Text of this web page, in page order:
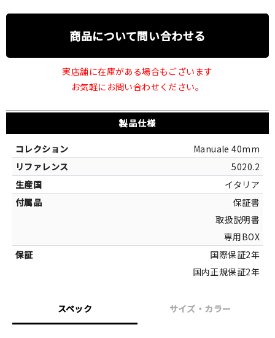
商品について問い合わせる
実店舗に在庫がある場合もございます
お気軽にお問い合わせください。
製品仕様
Manuale 40mm
5020.2
イタリア
保証書
取扱説明書
専用BOX
国際保証2年
国内正規保証2年
スペック サイズ・カラー